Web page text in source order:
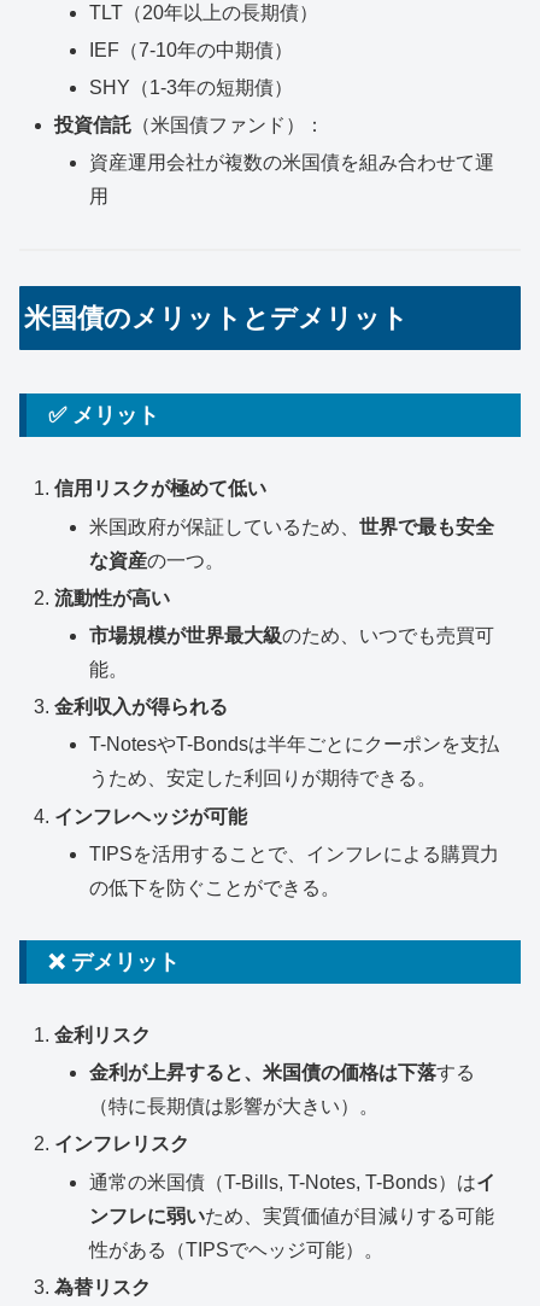
TLT（20年以上の長期債）
IEF（7-10年の中期債）
SHY（1-3年の短期債）
投資信託 （米国債ファンド）：
資産運用会社が複数の米国債を組み合わせて運
用
米国債のメリットとデメリット
✅ メリット
信用リスクが極めて低い
米国政府が保証しているため、世界で最も安全
な資産の一つ。
流動性が高い
市場規模が世界最大級のため、いつでも売買可
能。
金利収入が得られる
T-NotesやT-Bondsは半年ごとにクーポンを支払
うため、安定した利回りが期待できる。
インフレヘッジが可能
TIPSを活用することで、インフレによる購買力
の低下を防ぐことができる。
❌ デメリット
金利リスク
金利が上昇すると、米国債の価格は下落する
（特に長期債は影響が大きい）。
インフレリスク
通常の米国債（T-Bills, T-Notes, T-Bonds）はイ
ンフレに弱いため、実質価値が目減りする可能
性がある（TIPSでヘッジ可能）。
為替リスク